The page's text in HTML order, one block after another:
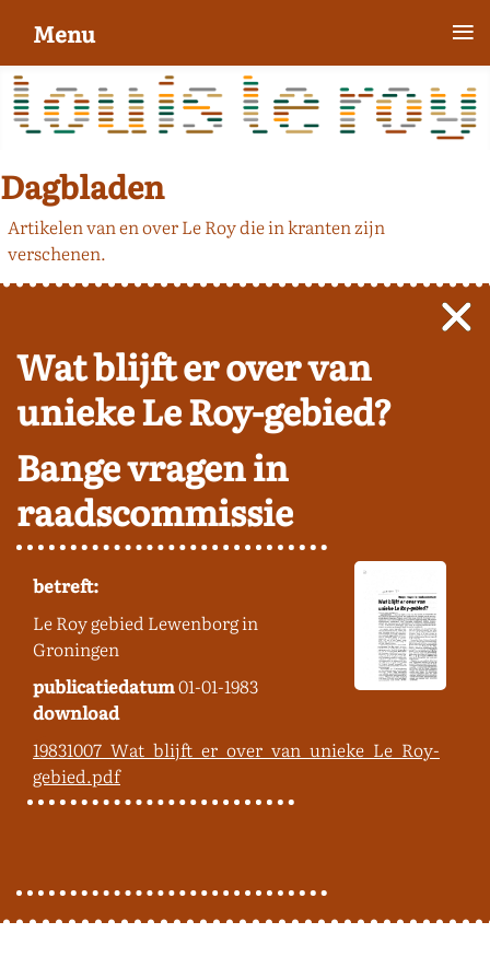
Dagbladen
Artikelen van en over Le Roy die in kranten zijn
verschenen.
Wat blijft er over van
unieke Le Roy-gebied?
Bange vragen in
raadscommissie
betreft:
Le Roy gebied Lewenborg in
Groningen
publicatiedatum01-01-1983
download
19831007_Wat_blijft_er_over_van_unieke_Le_Roy-
gebied.pdf
Menu ≡